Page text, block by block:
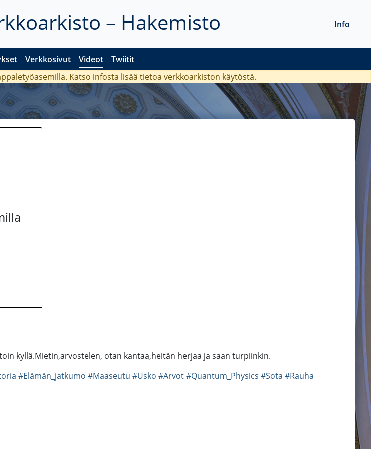
– Hakemisto
Verkkosivut Videot Twiitit
Info
Katso infosta lisää tietoa verkkoarkiston käytöstä.
kyllä.Mietin,arvostelen, otan kantaa,heitän herjaa ja saan turpiinkin.
#Elämän_jatkumo #Maaseutu #Usko #Arvot#Quantum_Physics #Sota #Rauha